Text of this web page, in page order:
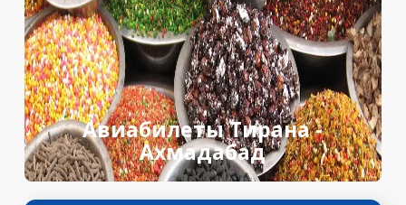
Авиабилеты Тирана -
Ахмадабад